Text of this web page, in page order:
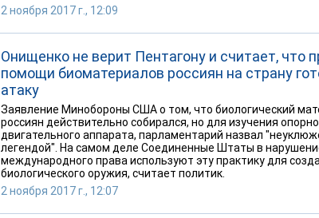
2 ноября 2017 г., 12:09
Онищенко не верит Пентагону и считает, что
помощи биоматериалов россиян на страну
атаку
Заявление Минобороны США о том, что биологический
россиян действительно собирался, но для изучения
двигательного аппарата, парламентарий назвал
легендой". На самом деле Соединенные Штаты в
международного права используют эту практику для
биологического оружия, считает политик.
2 ноября 2017 г., 12:07